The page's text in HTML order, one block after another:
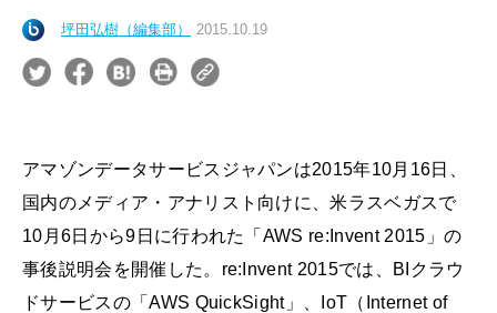
坪田弘樹（編集部） 2015.10.19
アマゾンデータサービスジャパンは2015年10月16日、
国内のメディア・アナリスト向けに、米ラスベガスで
10月6日から9日に行われた「AWS re:Invent 2015」の
事後説明会を開催した。re:Invent 2015では、BIクラウ
ドサービスの「AWS QuickSight」、IoT（Internet of